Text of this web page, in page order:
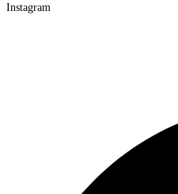
Instagram